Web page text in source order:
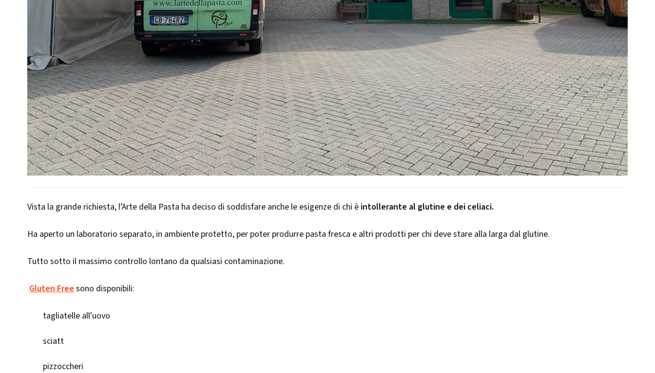
Vista la grande richiesta, l’Arte della Pasta ha deciso di soddisfare anche le esigenze di chi è intollerante al glutine e dei celiaci.
Ha aperto un laboratorio separato, in ambiente protetto, per poter produrre pasta fresca e altri prodotti per chi deve stare alla larga dal glutine.
Tutto sotto il massimo controllo lontano da qualsiasi contaminazione.
Gluten Freesono disponibili:
tagliatelle all'uovo
sciatt
pizzoccheri